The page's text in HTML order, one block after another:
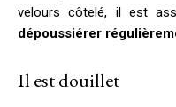
velours côtelé, il est
dépoussiérer
Il est douillet